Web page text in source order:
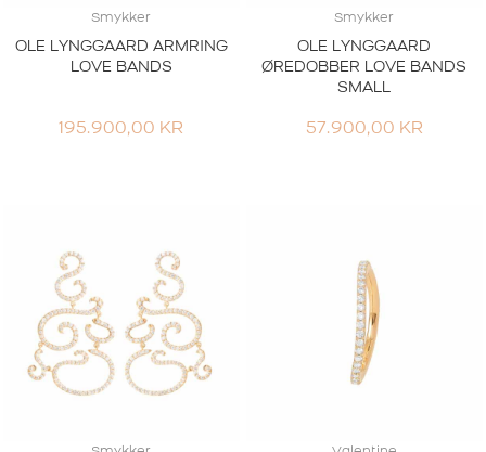
Smykker
OLE LYNGGAARD ARMRING
LOVE BANDS
195.900,00 KR
Smykker
OLE LYNGGAARD
ØREDOBBER LOVE BANDS
SMALL
57.900,00 KR